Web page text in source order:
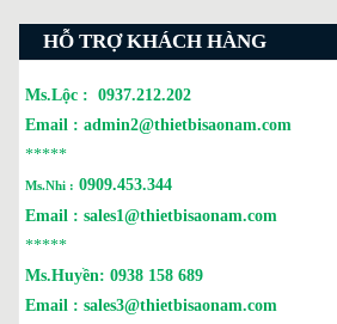
HỖ TRỢ KHÁCH HÀNG
Ms.Lộc : 0937.212.202
Email : admin2@thietbisaonam.com
*****
Ms.Nhi : 0909.453.344
Email : sales1@thietbisaonam.com
*****
Ms.Huyền: 0938 158 689
Email : sales3@thietbisaonam.com